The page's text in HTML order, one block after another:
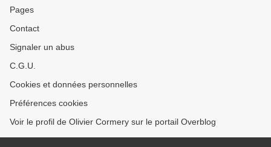
Pages
Contact
Signaler un abus
C.G.U.
Cookies et données personnelles
Préférences cookies
Voir le profil de Olivier Cormery sur le portail Overblog